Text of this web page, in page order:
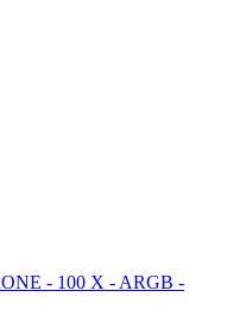
- 100 X - ARGB -